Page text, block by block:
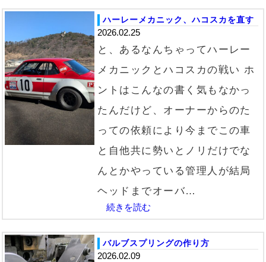
ハーレーメカニック、ハコスカを直す
2026.02.25
と、あるなんちゃってハーレー
メカニックとハコスカの戦い ホ
ントはこんなの書く気もなかっ
たんだけど、オーナーからのた
っての依頼により今までこの車
と自他共に勢いとノリだけでな
んとかやっている管理人が結局
ヘッドまでオーバ…
続きを読む
バルブスプリングの作り方
2026.02.09